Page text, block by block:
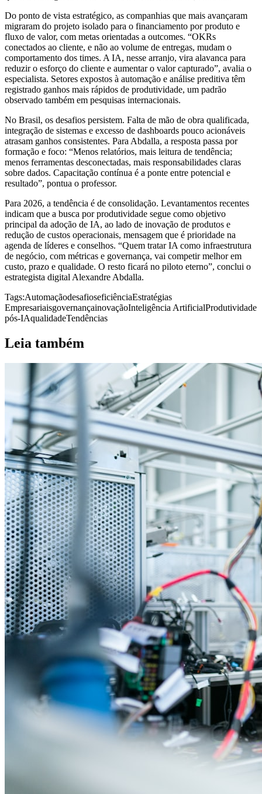
Do ponto de vista estratégico, as companhias que mais avançaram
migraram do projeto isolado para o financiamento por produto e
fluxo de valor, com metas orientadas a outcomes. “OKRs
conectados ao cliente, e não ao volume de entregas, mudam o
comportamento dos times. A IA, nesse arranjo, vira alavanca para
reduzir o esforço do cliente e aumentar o valor capturado”, avalia o
especialista. Setores expostos à automação e análise preditiva têm
registrado ganhos mais rápidos de produtividade, um padrão
observado também em pesquisas internacionais.
No Brasil, os desafios persistem. Falta de mão de obra qualificada,
integração de sistemas e excesso de dashboards pouco acionáveis
atrasam ganhos consistentes. Para Abdalla, a resposta passa por
formação e foco: “Menos relatórios, mais leitura de tendência;
menos ferramentas desconectadas, mais responsabilidades claras
sobre dados. Capacitação contínua é a ponte entre potencial e
resultado”, pontua o professor.
Para 2026, a tendência é de consolidação. Levantamentos recentes
indicam que a busca por produtividade segue como objetivo
principal da adoção de IA, ao lado de inovação de produtos e
redução de custos operacionais, mensagem que é prioridade na
agenda de líderes e conselhos. “Quem tratar IA como infraestrutura
de negócio, com métricas e governança, vai competir melhor em
custo, prazo e qualidade. O resto ficará no piloto eterno”, conclui o
estrategista digital Alexandre Abdalla.
Tags:AutomaçãodesafioseficiênciaEstratégias
EmpresariaisgovernançainovaçãoInteligência ArtificialProdutividade
pós-IAqualidadeTendências
Leia também